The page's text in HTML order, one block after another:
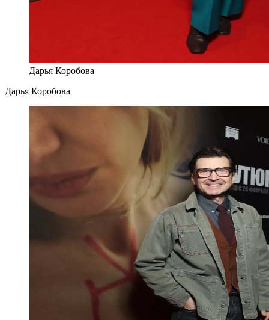
Дарья Коробова
Дарья Коробова